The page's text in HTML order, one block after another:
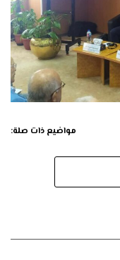
مواضيع ذات صلة: